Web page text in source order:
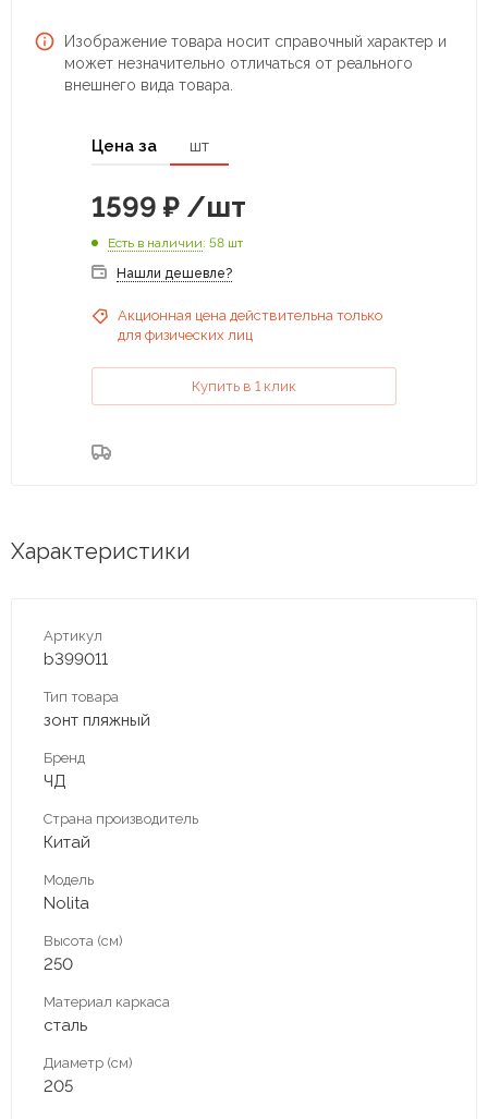
Изображение товара носит справочный характер и
может незначительно отличаться от реального
внешнего вида товара.
Цена за шт
1599 ₽ /шт
Есть в наличии: 58 шт
Нашли дешевле?
Акционная цена действительна только
для физических лиц
Купить в 1 клик
Характеристики
Артикул
b399011
Тип товара
зонт пляжный
Бренд
ЧД
Страна производитель
Китай
Модель
Nolita
Высота (см)
250
Материал каркаса
сталь
Диаметр (см)
205